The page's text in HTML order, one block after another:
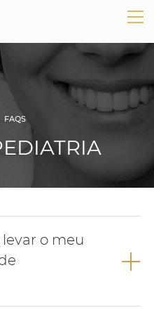
FAQS
o meu